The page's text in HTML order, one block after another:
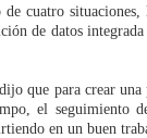
cuatro situaciones,
de datos
que para crear
el seguimiento
en un buen